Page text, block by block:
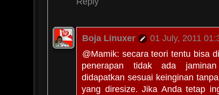
Boja Linuxer
01 July, 2011
@Mamik: secara teori tentu bisa
penerapan tidak ada
didapatkan sesuai keinginan
yang diresize. Jika Anda tetap